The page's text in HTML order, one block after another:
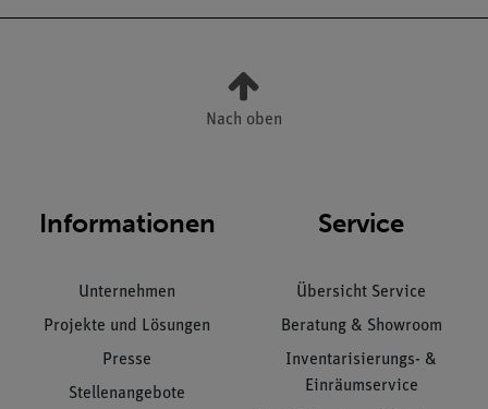
Nach oben
Informationen
Unternehmen
Projekte und Lösungen
Presse
Stellenangebote
Service
Übersicht Service
Beratung & Showroom
Inventarisierungs- &
Einräumservice